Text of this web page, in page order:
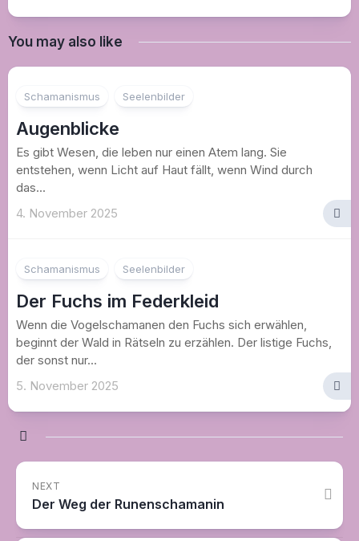
You may also like
Schamanismus Seelenbilder
Augenblicke
Es gibt Wesen, die leben nur einen Atem lang. Sie
entstehen, wenn Licht auf Haut fällt, wenn Wind durch
das...
4. November 2025
Schamanismus Seelenbilder
Der Fuchs im Federkleid
Wenn die Vogelschamanen den Fuchs sich erwählen,
beginnt der Wald in Rätseln zu erzählen. Der listige Fuchs,
der sonst nur...
5. November 2025
NEXT
Der Weg der Runenschamanin